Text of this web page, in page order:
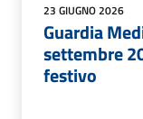
23 GIUGNO 2026
Guardia
settembre
festivo